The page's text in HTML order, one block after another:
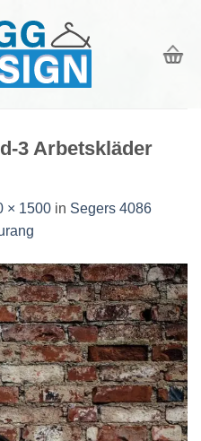
3 Arbetskläder
× 1500 in Segers 4086